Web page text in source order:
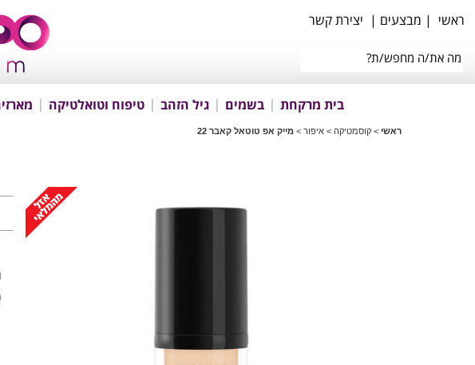
ראשי | מבצעים | יצירת קשר
בית מרקחת בשמים גיל הזהב טיפוח וטואלטיקה
ראשי > קוסמטיקה > איפור > מייק אפ טוטאל קאבר 22